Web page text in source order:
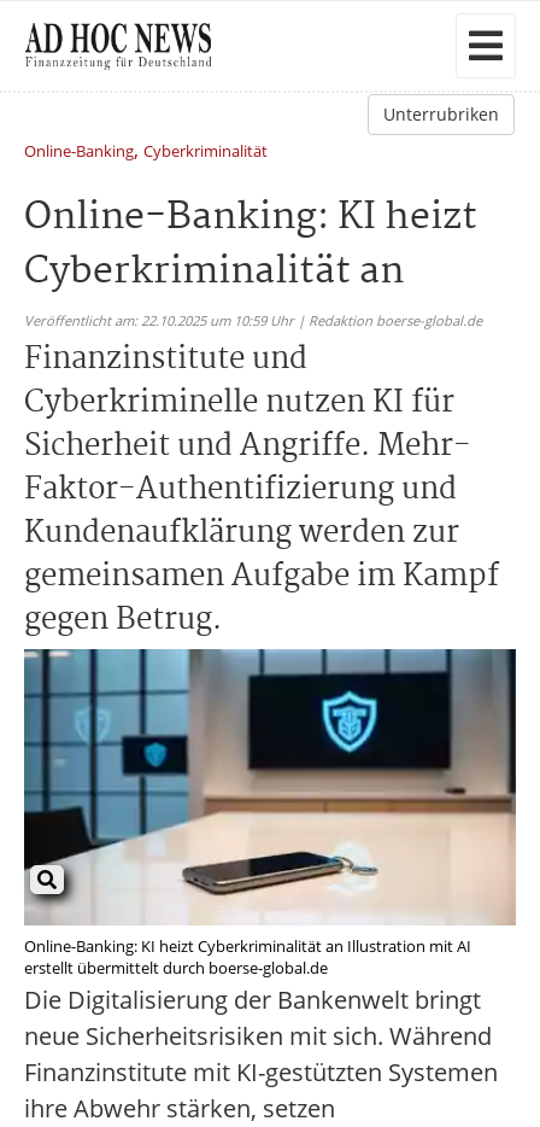
Unterrubriken
Online-Banking, Cyberkriminalität
Online-Banking: KI heizt
Cyberkriminalität an
Veröffentlicht am: 22.10.2025 um 10:59 Uhr | Redaktion boerse-global.de
Finanzinstitute und
Cyberkriminelle nutzen KI für
Sicherheit und Angriffe. Mehr-
Faktor-Authentifizierung und
Kundenaufklärung werden zur
gemeinsamen Aufgabe im Kampf
gegen Betrug.
Online-Banking: KI heizt Cyberkriminalität an Illustration mit AI
erstellt übermittelt durch boerse-global.de
Die Digitalisierung der Bankenwelt bringt
neue Sicherheitsrisiken mit sich. Während
Finanzinstitute mit KI-gestützten Systemen
ihre Abwehr stärken, setzen